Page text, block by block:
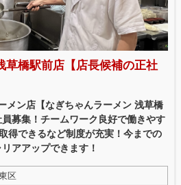
草橋駅前店【店長候補の正社
メン店【なぎちゃんラーメン 浅草橋
募集！チームワーク良好で働きやす
得できるなど制度が充実！今までの
アアップできます！
区